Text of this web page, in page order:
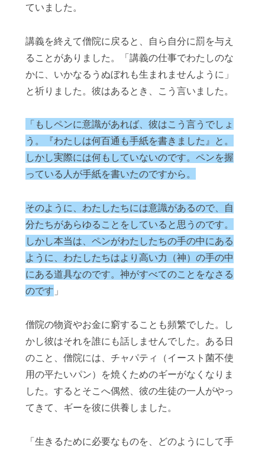
ていました。
講義を終えて僧院に戻ると、自ら自分に罰を与え
ることがありました。「講義の仕事でわたしのな
かに、いかなるうぬぼれも生まれませんように」
と祈りました。彼はあるとき、こう言いました。
「もしペンに意識があれば、彼はこう言うでしょ
う。『わたしは何百通も手紙を書きました』と。
しかし実際には何もしていないのです。ペンを握
っている人が手紙を書いたのですから。
そのように、わたしたちには意識があるので、自
分たちがあらゆることをしていると思うのです。
しかし本当は、ペンがわたしたちの手の中にある
ように、わたしたちはより高い力（神）の手の中
にある道具なのです。神がすべてのことをなさる
のです 」
僧院の物資やお金に窮することも頻繁でした。し
かし彼はそれを誰にも話しませんでした。ある日
のこと、僧院には、チャパティ（イースト菌不使
用の平たいパン）を焼くためのギーがなくなりま
した。するとそこへ偶然、彼の生徒の一人がやっ
てきて、ギーを彼に供養しました。
「生きるために必要なものを、どのようにして手